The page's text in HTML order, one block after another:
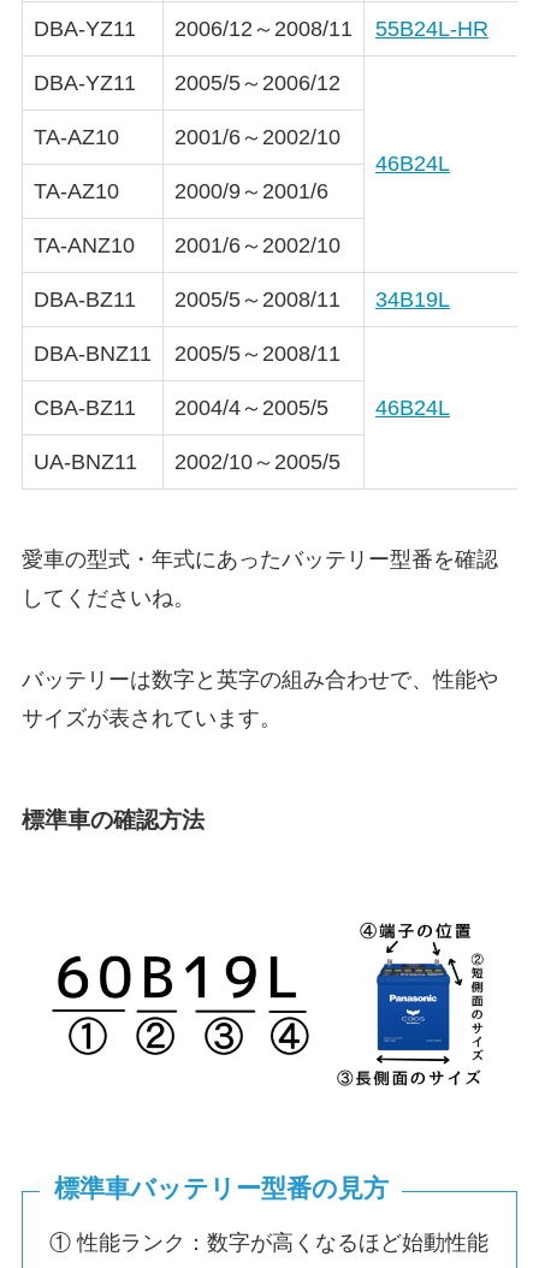
DBA-YZ11 2006/12～2008/11 55B24L-HR
DBA-YZ11 2005/5～2006/12
46B24L
TA-AZ10 2001/6～2002/10
TA-AZ10 2000/9～2001/6
TA-ANZ10 2001/6～2002/10
DBA-BZ11 2005/5～2008/11 34B19L
DBA-BNZ11 2005/5～2008/11
46B24L
CBA-BZ11 2004/4～2005/5
UA-BNZ11 2002/10～2005/5
愛車の型式・年式にあったバッテリー型番を確認
してくださいね。
バッテリーは数字と英字の組み合わせで、性能や
サイズが表されています。
標準車の確認方法
標準車バッテリー型番の見方
① 性能ランク：数字が高くなるほど始動性能